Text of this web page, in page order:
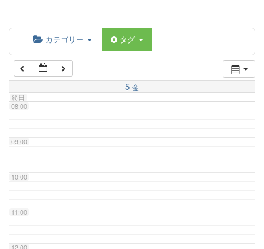
カテゴリー タグ
5 金
終日
07:00
08:00
09:00
10:00
11:00